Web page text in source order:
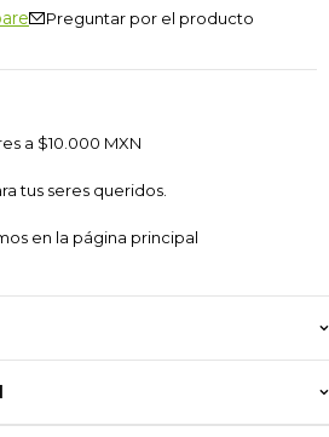
Preguntar por el producto
a $10.000 MXN
tus seres queridos.
en la página principal